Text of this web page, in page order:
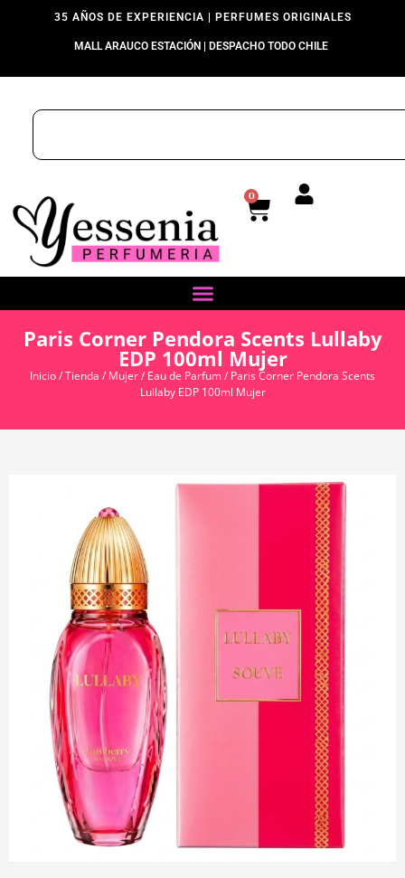
35 AÑOS DE EXPERIENCIA | PERFUMES ORIGINALES
MALL ARAUCO ESTACIÓN | DESPACHO TODO CHILE
0
Paris Corner Pendora Scents Lullaby
EDP 100ml Mujer
Inicio/Tienda / Mujer/ Eau de Parfum/ Paris Corner Pendora Scents
Lullaby EDP 100ml Mujer